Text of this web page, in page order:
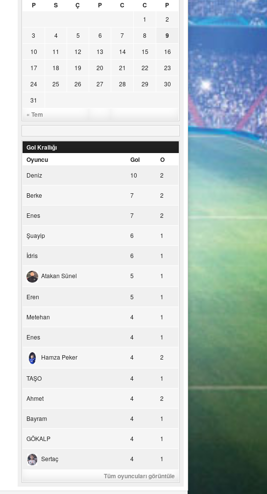
P
S Ç P C C P
« Tem
1
2
3
4 5 6 7 8 9
10 11 12 13 14 15
16
17
18 19 20 21 22
23
24
25 26 27 28 29
30
31
Gol Krallığı
Oyuncu
Gol O
Deniz 10 2
Berke 7 2
Enes 7 2
Şuayip 6 1
İdris 6 1
Atakan Sünel 5 1
Eren 5 1
Metehan 4 1
Enes 4 1
Hamza Peker 4 2
TAŞO 4 1
Ahmet 4 2
Bayram 4 1
GÖKALP 4 1
Sertaç 4 1
Tüm oyuncuları görüntüle